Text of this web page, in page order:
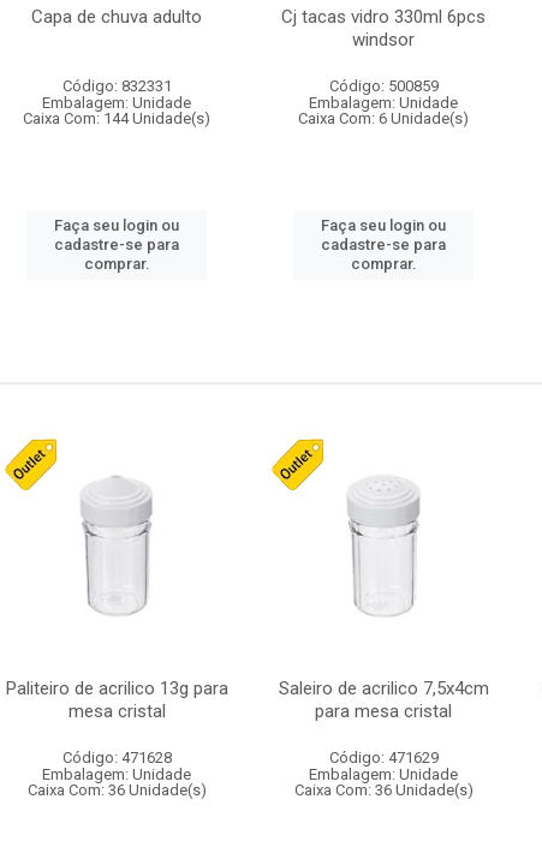
Capa de chuva adulto
Código: 832331
Embalagem: Unidade
Caixa Com: 144 Unidade(s)
Faça seu login ou
cadastre-se para
comprar.
Cj tacas vidro 330ml 6pcs
windsor
Código: 500859
Embalagem: Unidade
Caixa Com: 6 Unidade(s)
Faça seu login ou
cadastre-se para
comprar.
Paliteiro de acrilico 13g para
mesa cristal
Código: 471628
Embalagem: Unidade
Caixa Com: 36 Unidade(s)
Saleiro de acrilico 7,5x4cm
para mesa cristal
Código: 471629
Embalagem: Unidade
Caixa Com: 36 Unidade(s)